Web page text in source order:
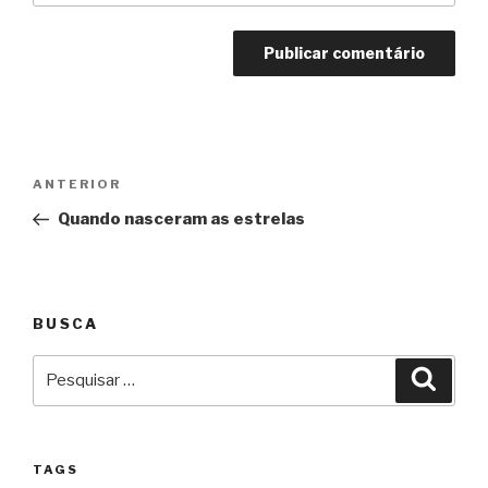
Post
Anterior
ANTERIOR
Quando nasceram as estrelas
BUSCA
TAGS